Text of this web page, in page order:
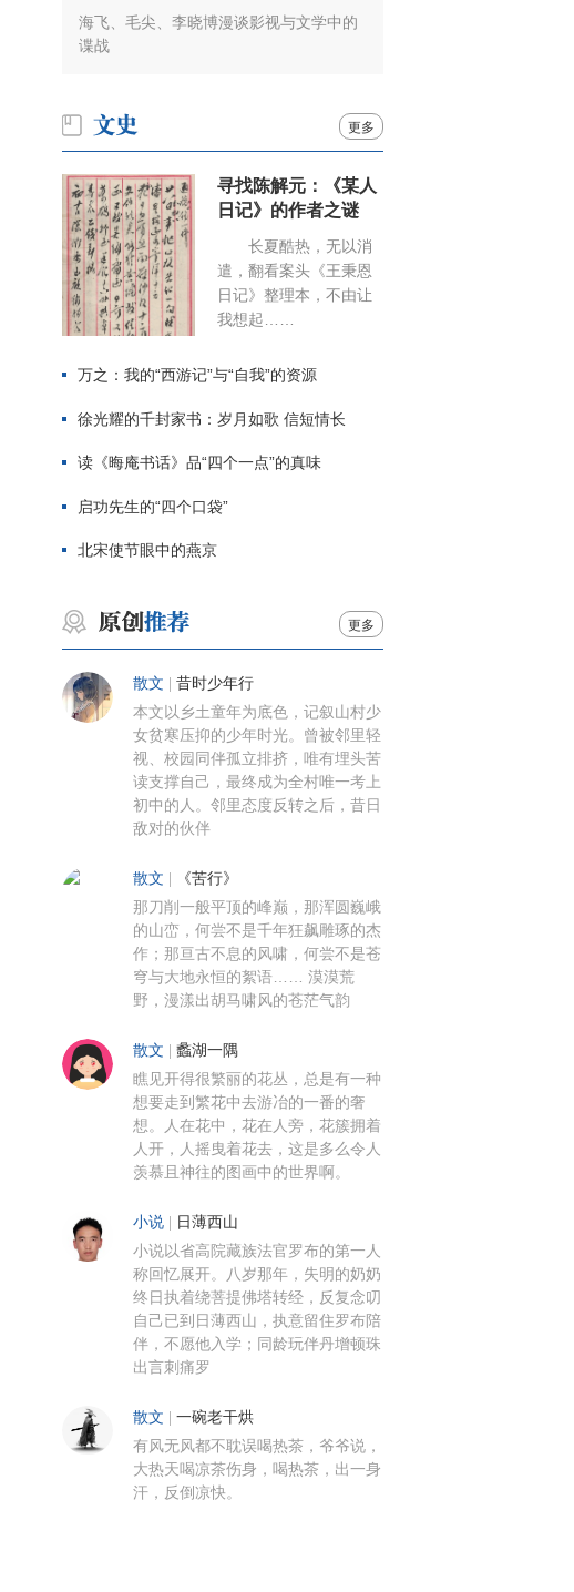
海飞、毛尖、李晓博漫谈影视与文学中的
谍战
更多
寻找陈解元：《某人
日记》的作者之谜
长夏酷热，无以消
遣，翻看案头《王秉恩
日记》整理本，不由让
我想起……
万之：我的“西游记”与“自我”的资源
徐光耀的千封家书：岁月如歌 信短情长
读《晦庵书话》品“四个一点”的真味
启功先生的“四个口袋”
北宋使节眼中的燕京
更多
散文 昔时少年行
本文以乡土童年为底色，记叙山村少
女贫寒压抑的少年时光。曾被邻里轻
视、校园同伴孤立排挤，唯有埋头苦
读支撑自己，最终成为全村唯一考上
初中的人。邻里态度反转之后，昔日
敌对的伙伴
散文 《苦行》
那刀削一般平顶的峰巅，那浑圆巍峨
的山峦，何尝不是千年狂飙雕琢的杰
作；那亘古不息的风啸，何尝不是苍
穹与大地永恒的絮语…… 漠漠荒
野，漫漾出胡马啸风的苍茫气韵
散文 蠡湖一隅
瞧见开得很繁丽的花丛，总是有一种
想要走到繁花中去游冶的一番的奢
想。人在花中，花在人旁，花簇拥着
人开，人摇曳着花去，这是多么令人
羡慕且神往的图画中的世界啊。
小说 日薄西山
小说以省高院藏族法官罗布的第一人
称回忆展开。八岁那年，失明的奶奶
终日执着绕菩提佛塔转经，反复念叨
自己已到日薄西山，执意留住罗布陪
伴，不愿他入学；同龄玩伴丹增顿珠
出言刺痛罗
散文 一碗老干烘
有风无风都不耽误喝热茶，爷爷说，
大热天喝凉茶伤身，喝热茶，出一身
汗，反倒凉快。